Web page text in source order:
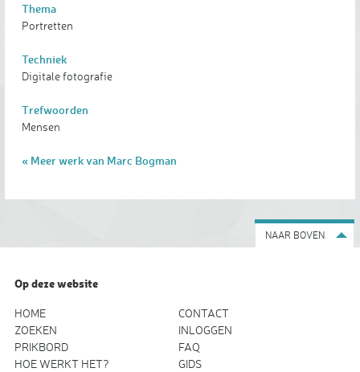
Thema
Portretten
Techniek
Digitale fotografie
Trefwoorden
Mensen
« Meer werk van Marc Bogman
NAAR BOVEN
Op deze website
HOME
CONTACT
ZOEKEN
INLOGGEN
PRIKBORD
FAQ
HOE WERKT HET?
GIDS